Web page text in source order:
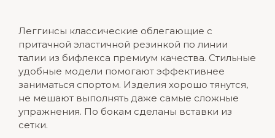
Леггинсы классические облегающие с
притачной эластичной резинкой по линии
талии из бифлекса премиум качества. Стильные
удобные модели помогают эффективнее
заниматься спортом. Изделия хорошо тянутся,
не мешают выполнять даже самые сложные
упражнения. По бокам сделаны вставки из
сетки.